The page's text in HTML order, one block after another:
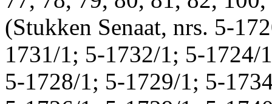
(Stukken Senaat, nrs. 5-
1731/1; 5-1732/1; 5-
5-1728/1; 5-1729/1; 5-